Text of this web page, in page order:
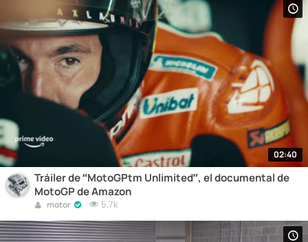
02:40
Tráiler de “MotoGPtm Unlimited”, el documental de
MotoGP de Amazon
motor 5,7k